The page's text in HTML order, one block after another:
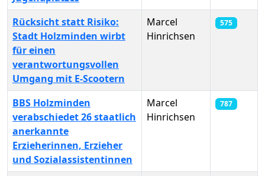
Rücksicht statt Risiko:
Stadt Holzminden wirbt
für einen
verantwortungsvollen
Umgang mit E-Scootern
Marcel
Hinrichsen
575
BBS Holzminden
verabschiedet 26 staatlich
anerkannte
Erzieherinnen, Erzieher
und Sozialassistentinnen
Marcel
Hinrichsen
787